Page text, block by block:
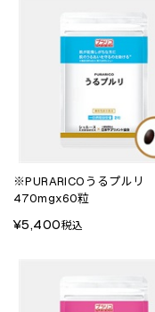
※PURARICOうるプルリ
470mgx60粒
¥5,400税込